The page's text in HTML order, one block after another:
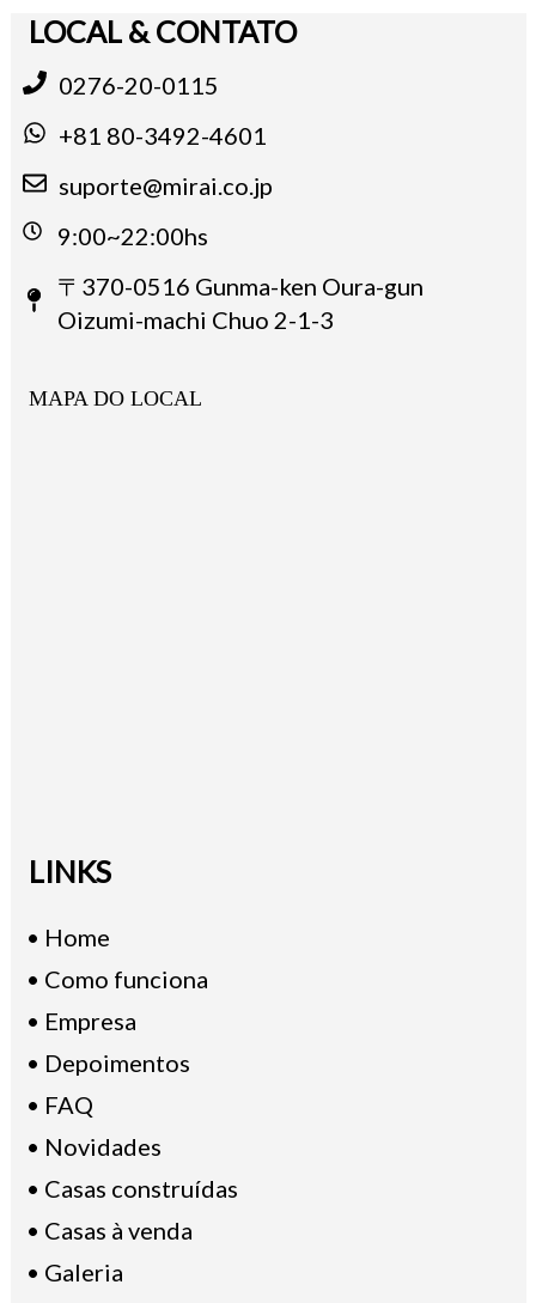
LOCAL & CONTATO
0276-20-0115
+81 80-3492-4601
suporte@mirai.co.jp
9:00~22:00hs
〒370-0516 Gunma-ken Oura-gun
Oizumi-machi Chuo 2-1-3
MAPA DO LOCAL
LINKS
• Home
• Como funciona
• Empresa
• Depoimentos
• FAQ
• Novidades
• Casas construídas
• Casas à venda
• Galeria